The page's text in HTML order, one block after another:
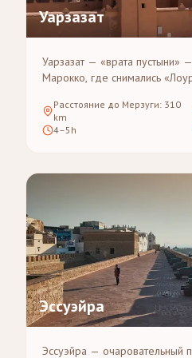
Уарзазат
Уарзазат — «врата пустыни»
Марокко, где снимались
пересечении Атласских гор и
ближайшим крупным
Расстояние до Мерзуги: 310
km
4–5h
Эссуэйра
Эссуэйра — очаровательный